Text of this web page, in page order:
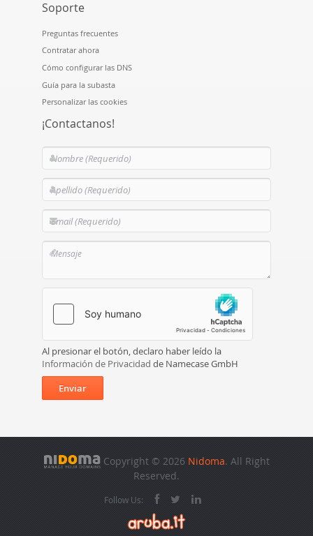
Soporte
Preguntas frecuentes
Contratar ahora
Cómo configurar las DNS
Guía para la subasta
Personalizar las cookies
¡Contactanos!
Al presionar el botón, declaro haber leído la
Información de Privacidad de Namecase GmbH
Enviar
Copyright © 2026 Nidoma. All Right
Reserved.
Follow Us: